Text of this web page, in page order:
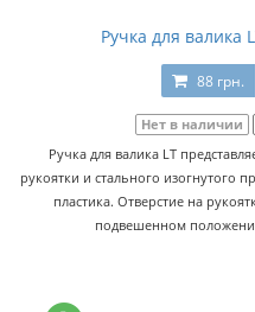
Ручка для валика
88 грн.
Нет в наличии
Ручка для валика LT
рукоятки и стального изогнутого
пластика. Отверстие на
подвешенном